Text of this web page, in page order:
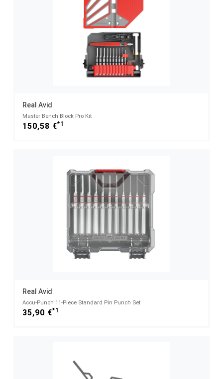
Real Avid
Master Bench Block Pro Kit
150,58 €*1
Real Avid
Accu-Punch 11-Piece Standard Pin Punch Set
35,90 €*1